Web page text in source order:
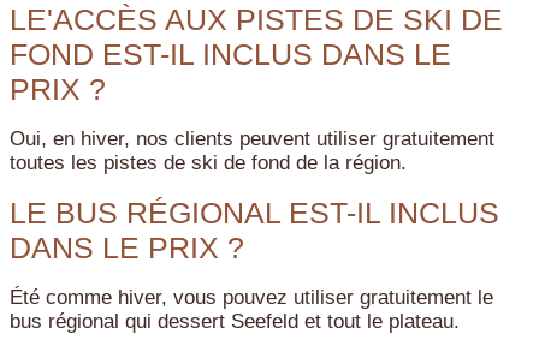
LE'ACCÈS AUX PISTES DE SKI DE
FOND EST-IL INCLUS DANS LE
PRIX ?
Oui, en hiver, nos clients peuvent utiliser gratuitement
toutes les pistes de ski de fond de la région.
LE BUS RÉGIONAL EST-IL INCLUS
DANS LE PRIX ?
Été comme hiver, vous pouvez utiliser gratuitement le
bus régional qui dessert Seefeld et tout le plateau.